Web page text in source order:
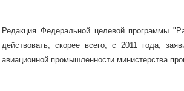
Редакция Федеральной целевой программы
действовать, скорее всего, с 2011 года,
авиационной промышленности министерства